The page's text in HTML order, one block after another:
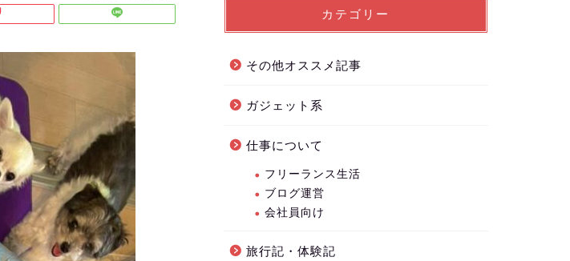
カテゴリー
その他オススメ記事
ガジェット系
仕事について
フリーランス生活
ブログ運営
会社員向け
旅行記・体験記